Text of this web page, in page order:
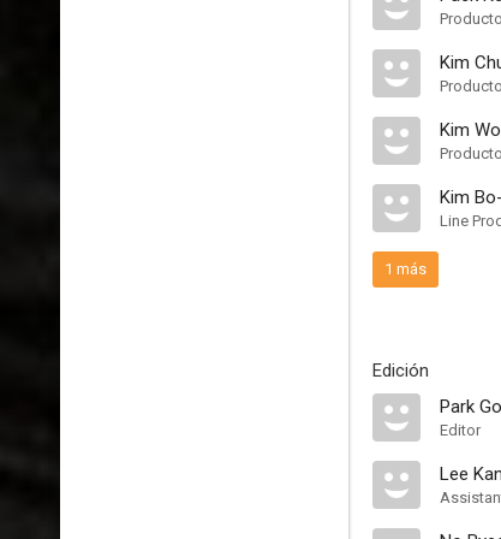
Kim
Kim
Kim
Line
1 más
Edición
Park
Editor
Lee